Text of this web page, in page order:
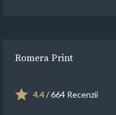
Romera Print
4.4/ 664 Recenzii